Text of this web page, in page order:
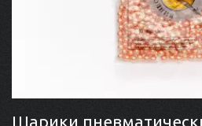
Шарики